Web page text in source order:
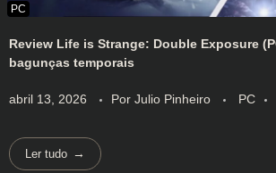
Review Life is Strange: Double Exposure
bagunças temporais
abril 13, 2026 Por Julio Pinheiro PC
Ler tudo